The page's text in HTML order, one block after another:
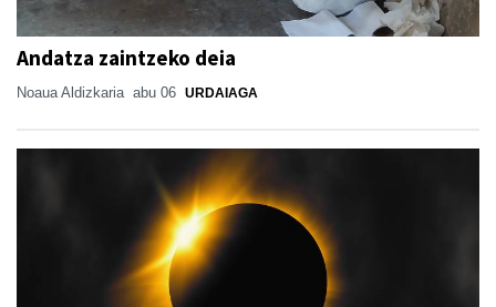
Andatza zaintzeko deia
Noaua Aldizkaria abu 06 URDAIAGA